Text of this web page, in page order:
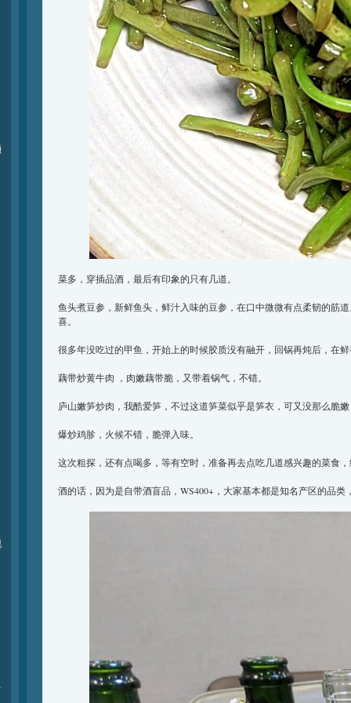
菜多，穿插品酒，最后有印象的只有几道。
鱼头煮豆参，新鲜鱼头，鲜汁入味的豆参，在口中微微有点柔韧的筋
喜。
很多年没吃过的甲鱼，开始上的时候胶质没有融开，回锅再炖后，在
藕带炒黄牛肉 ，肉嫩藕带脆，又带着锅气，不错。
庐山嫩笋炒肉，我酷爱笋，不过这道笋菜似乎是笋衣，可又没那么脆
爆炒鸡胗，火候不错，脆弹入味。
这次粗探，还有点喝多，等有空时，准备再去点吃几道感兴趣的菜食
酒的话，因为是自带酒盲品，WS400+，大家基本都是知名产区的品类